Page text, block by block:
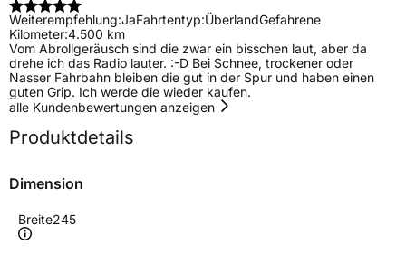
Weiterempfehlung:JaFahrtentyp:ÜberlandGefahrene
Kilometer:4.500 km
Vom Abrollgeräusch sind die zwar ein bisschen laut, aber da
drehe ich das Radio lauter. :-D Bei Schnee, trockener oder
Nasser Fahrbahn bleiben die gut in der Spur und haben einen
guten Grip. Ich werde die wieder kaufen.
alle Kundenbewertungen anzeigen
Produktdetails
Dimension
Breite245